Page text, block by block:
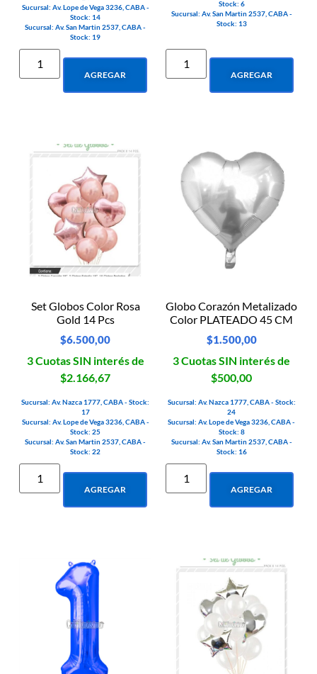
Sucursal: Av. Lope de Vega 3236, CABA -
Stock: 14
Sucursal: Av. San Martin 2537, CABA -
Stock: 19
AGREGAR
Stock: 6
Sucursal: Av. San Martin 2537, CABA -
Stock: 13
AGREGAR
Set Globos Color Rosa
Gold 14 Pcs
$6.500,00
3 Cuotas SIN interés de
$2.166,67
Sucursal: Av. Nazca 1777, CABA - Stock:
17
Sucursal: Av. Lope de Vega 3236, CABA -
Stock: 25
Sucursal: Av. San Martin 2537, CABA -
Stock: 22
AGREGAR
Globo Corazón Metalizado
Color PLATEADO 45 CM
$1.500,00
3 Cuotas SIN interés de
$500,00
Sucursal: Av. Nazca 1777, CABA - Stock:
24
Sucursal: Av. Lope de Vega 3236, CABA -
Stock: 8
Sucursal: Av. San Martin 2537, CABA -
Stock: 16
AGREGAR